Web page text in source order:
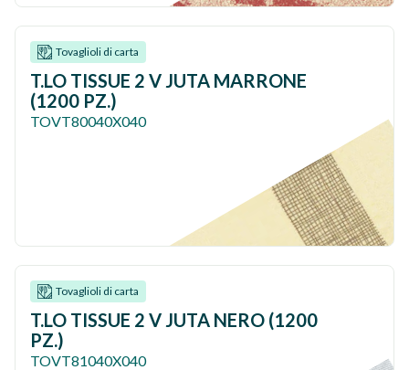
Tovaglioli di carta
T.LO TISSUE 2 V JUTA MARRONE
(1200 PZ.)
TOVT80040X040
Tovaglioli di carta
T.LO TISSUE 2 V JUTA NERO (1200
PZ.)
TOVT81040X040